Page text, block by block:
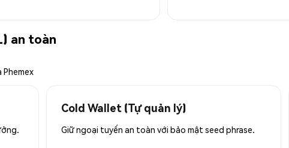
an toàn
Phemex
Cold Wallet (Tự quản lý)
Giữ ngoại tuyến an toàn với bảo mật seed phrase.